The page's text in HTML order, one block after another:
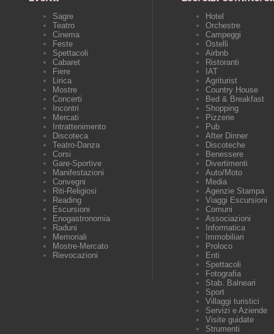
Sagre
Teatro
Cinema
Feste
Spettacoli
Cabaret
Fiere
Lirica
Mostre
Concerti
Incontri
Mercati
Intrattenimento
Discoteca
Teatro-Danza
Corsi
Gare-Sportive
Manifestazioni
Convegni
Riti-Religiosi
Reading
Escursioni
Enogastronomia
Raduni
Memoriali
Mostre-Mercato
Rievocazioni
Hotel
Orchestre
Campeggi
Ostelli
Airbnb
Ristoranti
IAT
Agriturist
Country House
Bed & Breakfast
Shopping
Pizzerie
Pub
After Dinner
Discoteche
Benessere
Divertimenti
Auto/Moto
Media
Agenzie Stampa
Viaggi Escursioni
Comuni
Associazioni
Informatica
Immobiliari
Proloco
Enti
Spettacoli
Fotografia
Stab. Balneari
Sport
Villaggi turistici
Servizi e Aziende
Visite guidate
Strumenti